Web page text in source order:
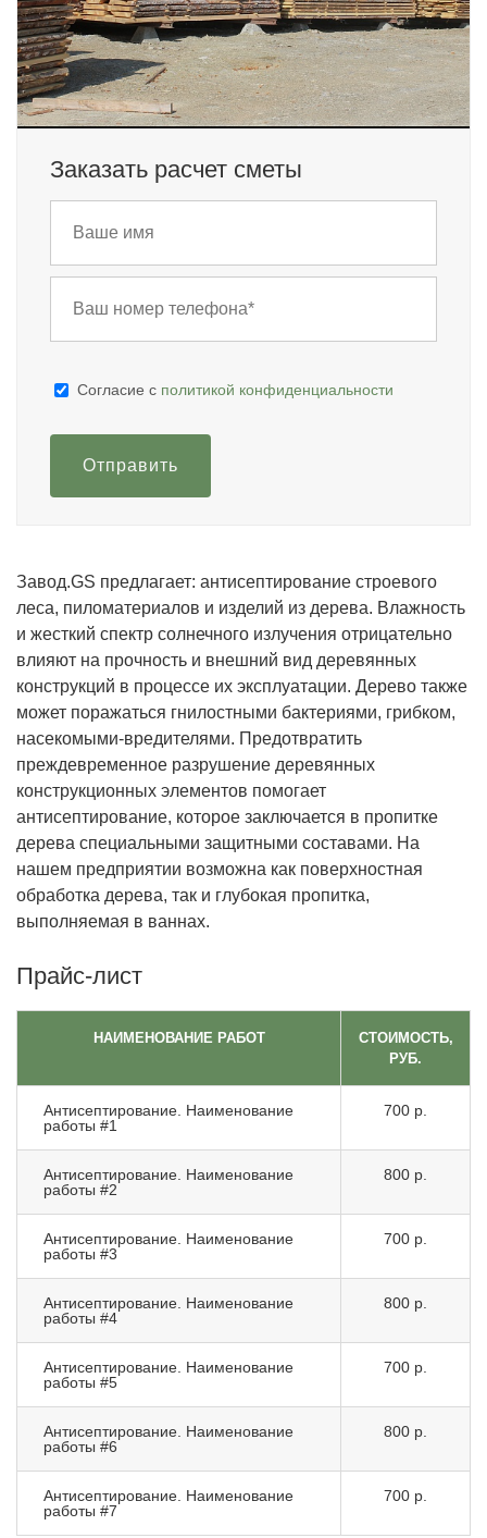
Заказать расчет сметы
Cогласие с политикой конфиденциальности
Отправить
Завод.GS предлагает: антисептирование строевого
леса, пиломатериалов и изделий из дерева. Влажность
и жесткий спектр солнечного излучения отрицательно
влияют на прочность и внешний вид деревянных
конструкций в процессе их эксплуатации. Дерево также
может поражаться гнилостными бактериями, грибком,
насекомыми-вредителями. Предотвратить
преждевременное разрушение деревянных
конструкционных элементов помогает
антисептирование, которое заключается в пропитке
дерева специальными защитными составами. На
нашем предприятии возможна как поверхностная
обработка дерева, так и глубокая пропитка,
выполняемая в ваннах.
Прайс-лист
НАИМЕНОВАНИЕ РАБОТ
СТОИМОСТЬ,
РУБ.
Антисептирование. Наименование
работы #1
700 р.
Антисептирование. Наименование
работы #2
800 р.
Антисептирование. Наименование
работы #3
700 р.
Антисептирование. Наименование
работы #4
800 р.
Антисептирование. Наименование
работы #5
700 р.
Антисептирование. Наименование
работы #6
800 р.
Антисептирование. Наименование
работы #7
700 р.